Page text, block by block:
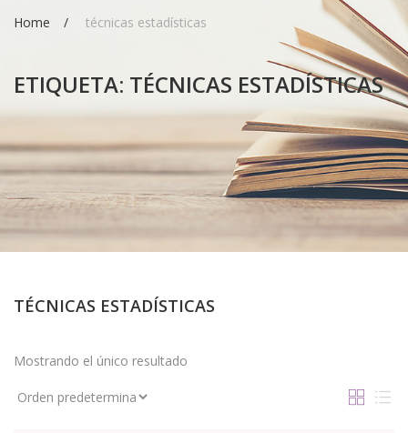
Home técnicas estadísticas
ETIQUETA: TÉCNICAS ESTADÍSTICAS
TÉCNICAS ESTADÍSTICAS
Mostrando el único resultado